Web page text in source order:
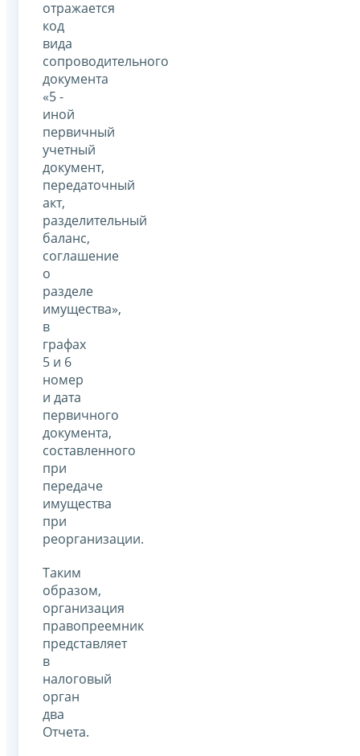
отражается
код
вида
сопроводительного
документа
«5 -
иной
первичный
учетный
документ,
передаточный
акт,
разделительный
баланс,
соглашение
о
разделе
имущества»,
в
графах
5 и 6
номер
и дата
первичного
документа,
составленного
при
передаче
имущества
при
реорганизации.
Таким
образом,
организация
правопреемник
представляет
в
налоговый
орган
два
Отчета.